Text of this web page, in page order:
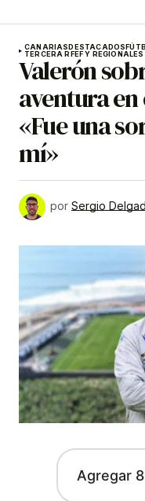
CANARIAS DESTACADOS
TERCERA RFEF Y REGIONALES
Valerón
aventura
«Fue una
mí»
por Sergio
Agregar